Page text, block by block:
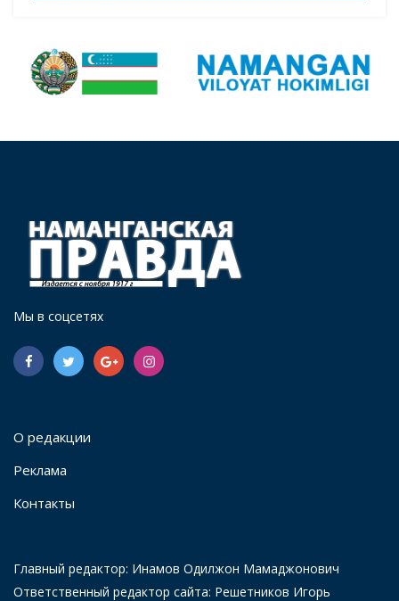
Мы в соцсетях
О редакции
Реклама
Контакты
Главный редактор: Инамов Одилжон Мамаджонович
Ответственный редактор сайта: Решетников Игорь